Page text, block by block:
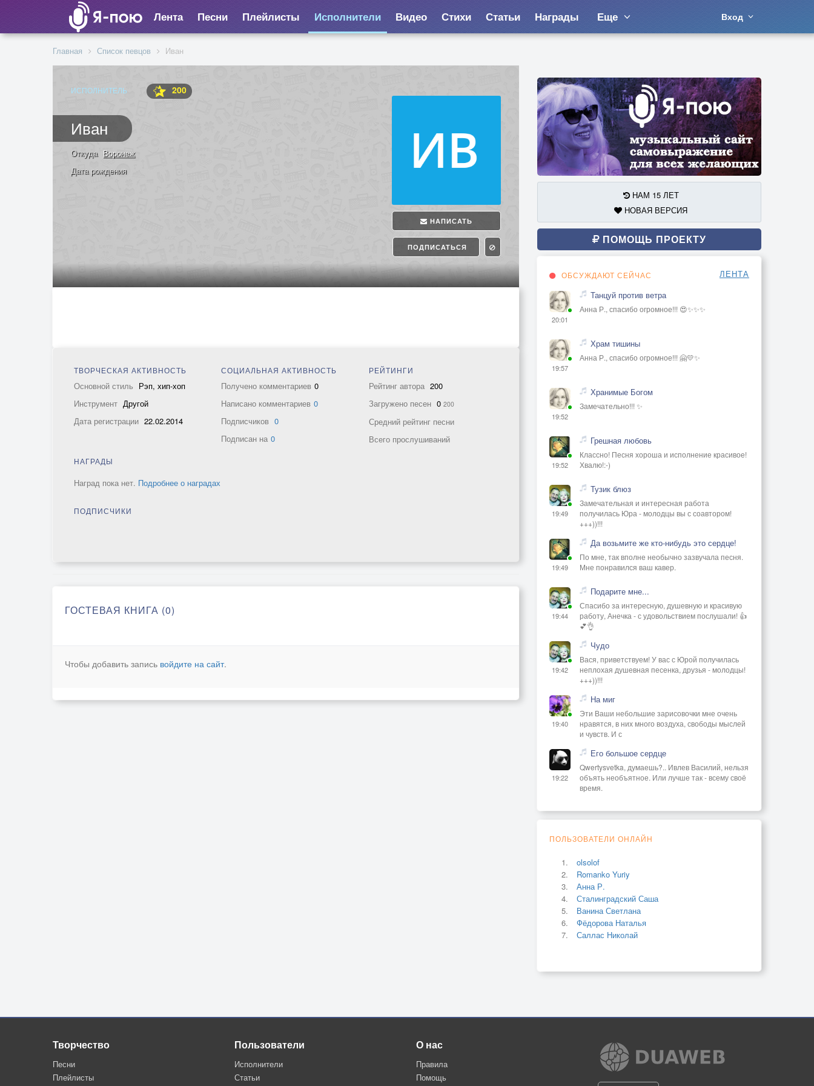
Лента Песни Плейлисты Исполнители Видео Стихи Статьи Награды Еще Вход
Главная Список певцов Иван
ИСПОЛНИТЕЛЬ 200
Иван
НАПИСАТЬ
ПОДПИСАТЬСЯ
Откуда Воронеж
Дата рождения
ТВОРЧЕСКАЯ АКТИВНОСТЬ
Основной стиль Рэп, хип-хоп
Инструмент Другой
Дата регистрации 22.02.2014
СОЦИАЛЬНАЯ АКТИВНОСТЬ
Получено комментариев 0
Написано комментариев 0
Подписчиков 0
Подписан на 0
РЕЙТИНГИ
Рейтинг автора 200
Загружено песен 0 200
Средний рейтинг песни
Всего прослушиваний
НАГРАДЫ
Наград пока нет. Подробнее о наградах
ПОДПИСЧИКИ
ГОСТЕВАЯ КНИГА (0)
Чтобы добавить запись войдите на сайт.
НАМ 15 ЛЕТ
НОВАЯ ВЕРСИЯ
ПОМОЩЬ ПРОЕКТУ
ОБСУЖДАЮТ СЕЙЧАС ЛЕНТА
20:01
Танцуй против ветра
Анна Р., спасибо огромное!!! 😍✨✨✨
19:57
Храм тишины
Анна Р., спасибо огромное!!! 🤗💛✨
19:52
Хранимые Богом
Замечательно!!! ✨
19:52
Грешная любовь
Классно! Песня хороша и исполнение красивое!
Хвалю!:-)
19:49
Тузик блюз
Замечательная и интересная работа
получилась Юра - молодцы вы с соавтором!
+++))!!!
19:49
Да возьмите же кто-нибудь это сердце!
По мне, так вполне необычно зазвучала песня.
Мне понравился ваш кавер.
19:44
Подарите мне...
Спасибо за интересную, душевную и красивую
работу, Анечка - с удовольствием послушали! 👍
💕👌
19:42
Чудо
Вася, приветствуем! У вас с Юрой получилась
неплохая душевная песенка, друзья - молодцы!
+++))!!!
19:40
На миг
Эти Ваши небольшие зарисовочки мне очень
нравятся, в них много воздуха, свободы мыслей
и чувств. И с
19:22
Его большое сердце
Qwertysvetka, думаешь?.. Ивлев Василий, нельзя
объять необъятное. Или лучше так - всему своё
время.
ПОЛЬЗОВАТЕЛИ ОНЛАЙН
olsolof
Romanko Yuriy
Анна Р.
Сталинградский Саша
Ванина Светлана
Фёдорова Наталья
Саллас Николай
Творчество
Песни
Плейлисты
Пользователи
Исполнители
Статьи
О нас
Правила
Помощь